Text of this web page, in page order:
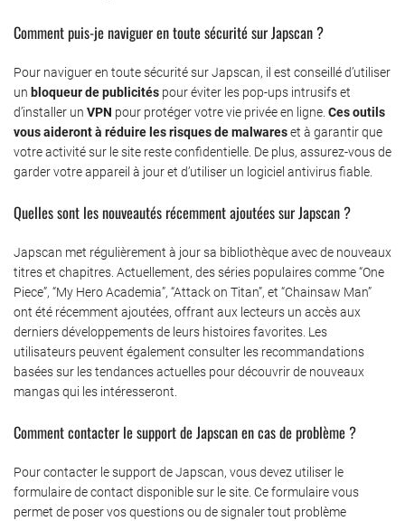
Comment puis-je naviguer en toute sécurité sur Japscan ?
Pour naviguer en toute sécurité sur Japscan, il est conseillé d’utiliser
un bloqueur de publicités pour éviter les pop-ups intrusifs et
d’installer un VPN pour protéger votre vie privée en ligne. Ces outils
vous aideront à réduire les risques de malwareset à garantir que
votre activité sur le site reste confidentielle. De plus, assurez-vous de
garder votre appareil à jour et d’utiliser un logiciel antivirus fiable.
Quelles sont les nouveautés récemment ajoutées sur Japscan ?
Japscan met régulièrement à jour sa bibliothèque avec de nouveaux
titres et chapitres. Actuellement, des séries populaires comme “One
Piece”, “My Hero Academia”, “Attack on Titan”, et “Chainsaw Man”
ont été récemment ajoutées, offrant aux lecteurs un accès aux
derniers développements de leurs histoires favorites. Les
utilisateurs peuvent également consulter les recommandations
basées sur les tendances actuelles pour découvrir de nouveaux
mangas qui les intéresseront.
Comment contacter le support de Japscan en cas de problème ?
Pour contacter le support de Japscan, vous devez utiliser le
formulaire de contact disponible sur le site. Ce formulaire vous
permet de poser vos questions ou de signaler tout problème